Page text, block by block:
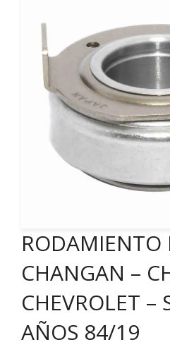
RODAMIENTO
CHANGAN –
CHEVROLET –
AÑOS 84/19